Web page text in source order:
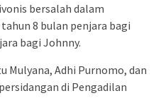
bersalah dalam
8 bulan penjara bagi
bagi Johnny.
Mulyana, Adhi Purnomo, dan
di Pengadilan